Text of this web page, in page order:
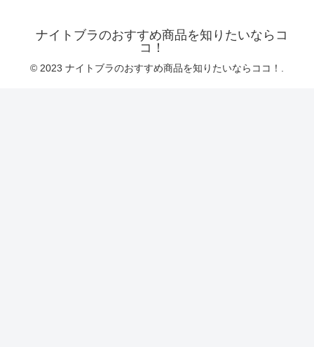
ナイトブラのおすすめ商品を知りたいならコ
コ！
© 2023 ナイトブラのおすすめ商品を知りたいならココ！.